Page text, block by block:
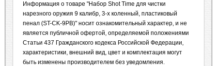
Информация о товаре "Набор Shot Time для чистки
нарезного оружия 9 калибр, 3-х коленный, пластиковый
пенал (ST-CK-9PB)" носит ознакомительный характер, и не
является публичной офертой, определяемой положениями
Статьи 437 Гражданского кодекса Российской Федерации,
характеристики, внешний вид, цвет и комплектация могут
быть изменены производителем без уведомления.